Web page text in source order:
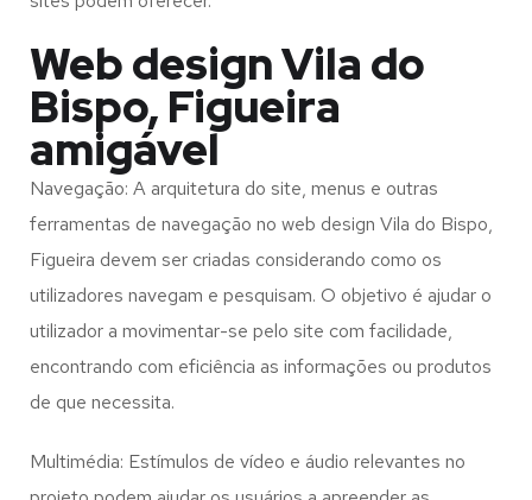
Web design Vila do
Bispo, Figueira
amigável
Navegação: A arquitetura do site, menus e outras
ferramentas de navegação no web design Vila do Bispo,
Figueira devem ser criadas considerando como os
utilizadores navegam e pesquisam. O objetivo é ajudar o
utilizador a movimentar-se pelo site com facilidade,
encontrando com eficiência as informações ou produtos
de que necessita.
Multimédia: Estímulos de vídeo e áudio relevantes no